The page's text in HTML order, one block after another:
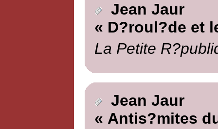
Jean Jaur
« D?roul?de et
La Petite
Jean Jaur
« Antis?mites